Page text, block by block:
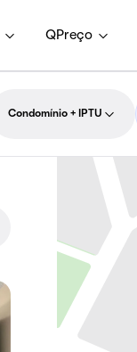
QPreço
Condomínio + IPTU